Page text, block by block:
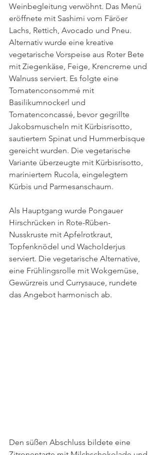
Weinbegleitung verwöhnt. Das Menü
eröffnete mit Sashimi vom Färöer
Lachs, Rettich, Avocado und Pneu.
Alternativ wurde eine kreative
vegetarische Vorspeise aus Roter Bete
mit Ziegenkäse, Feige, Krencreme und
Walnuss serviert. Es folgte eine
Tomatenconsommé mit
Basilikumnockerl und
Tomatenconcassé, bevor gegrillte
Jakobsmuscheln mit Kürbisrisotto,
sautiertem Spinat und Hummerbisque
gereicht wurden. Die vegetarische
Variante überzeugte mit Kürbisrisotto,
mariniertem Rucola, eingelegtem
Kürbis und Parmesanschaum.
Als Hauptgang wurde Pongauer
Hirschrücken in Rote-Rüben-
Nusskruste mit Apfelrotkraut,
Topfenknödel und Wacholderjus
serviert. Die vegetarische Alternative,
eine Frühlingsrolle mit Wokgemüse,
Gewürzreis und Currysauce, rundete
das Angebot harmonisch ab.
Den süßen Abschluss bildete eine